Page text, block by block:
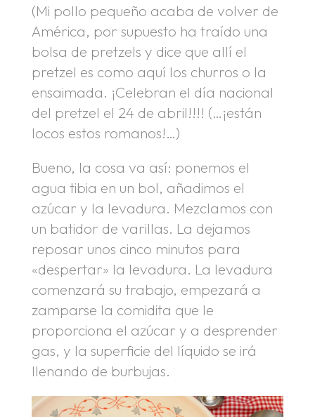
(Mi pollo pequeño acaba de volver de
América, por supuesto ha traído una
bolsa de pretzels y dice que allí el
pretzel es como aquí los churros o la
ensaimada. ¡Celebran el día nacional
del pretzel el 24 de abril!!!! (…¡están
locos estos romanos!…)
Bueno, la cosa va así: ponemos el
agua tibia en un bol, añadimos el
azúcar y la levadura. Mezclamos con
un batidor de varillas. La dejamos
reposar unos cinco minutos para
«despertar» la levadura. La levadura
comenzará su trabajo, empezará a
zamparse la comidita que le
proporciona el azúcar y a desprender
gas, y la superficie del líquido se irá
llenando de burbujas.